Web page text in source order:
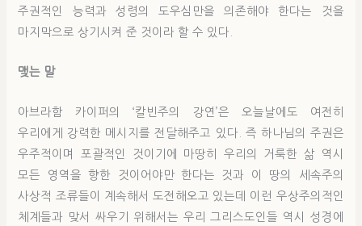
주권적인 능력과 성령의 도우심만을 의존해야 한다는 것을
마지막으로 상기시켜 준 것이라 할 수 있다.
맺는 말
아브라함 카이퍼의 ‘칼빈주의 강연’은 오늘날에도 여전히
우리에게 강력한 메시지를 전달해주고 있다. 즉 하나님의 주권은
우주적이며 포괄적인 것이기에 마땅히 우리의 거룩한 삶 역시
모든 영역을 향한 것이어야만 한다는 것과 이 땅의 세속주의
사상적 조류들이 계속해서 도전해오고 있는데 이런 우상주의적인
체계들과 맞서 싸우기 위해서는 우리 그리스도인들 역시 성경에